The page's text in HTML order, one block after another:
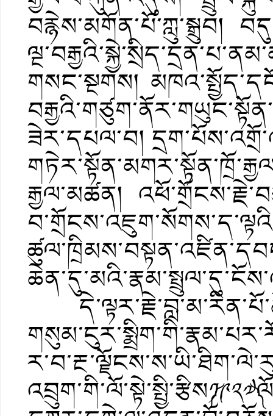
བརྙེས་མགོན་པོ་ཀླུ་སྒྲུབ།
གསང་སྔགས།
ཟེར་དཔལ་བ།
རྒྱལ་མཚན།